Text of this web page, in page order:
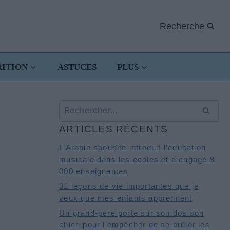
Recherche
ASTUCES PLUS
Rechercher :
ARTICLES RÉCENTS
L’Arabie saoudite introduit l’éducation
musicale dans les écoles et a engagé 9
000 enseignantes
31 leçons de vie importantes que je
veux que mes enfants apprennent
Un grand-père porte sur son dos son
chien pour l’empêcher de se brûler les